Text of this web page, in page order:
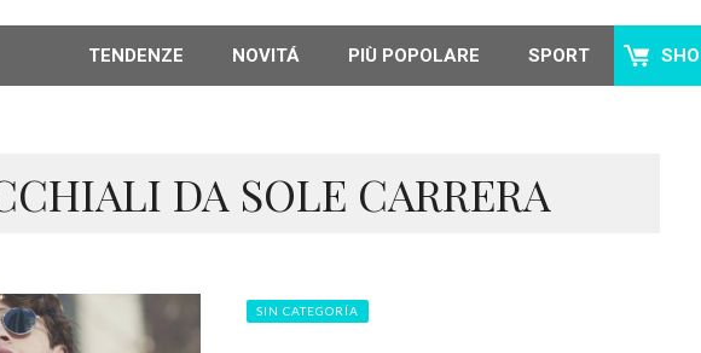
TENDENZE NOVITÁ PIÙ POPOLARE SPORT
DA SOLE CARRERA
SIN CATEGORÍA